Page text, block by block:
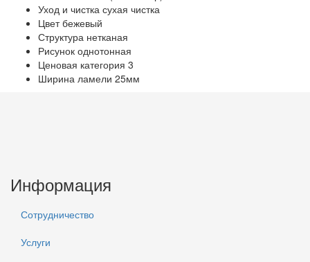
Уход и чистка сухая чистка
Цвет бежевый
Структура нетканая
Рисунок однотонная
Ценовая категория 3
Ширина ламели 25мм
Информация
Сотрудничество
Услуги